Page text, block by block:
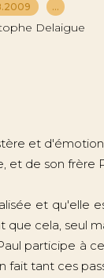
…
Delaigue
et
de son frère
et qu'elle
cela, seul
participe à
tant ces